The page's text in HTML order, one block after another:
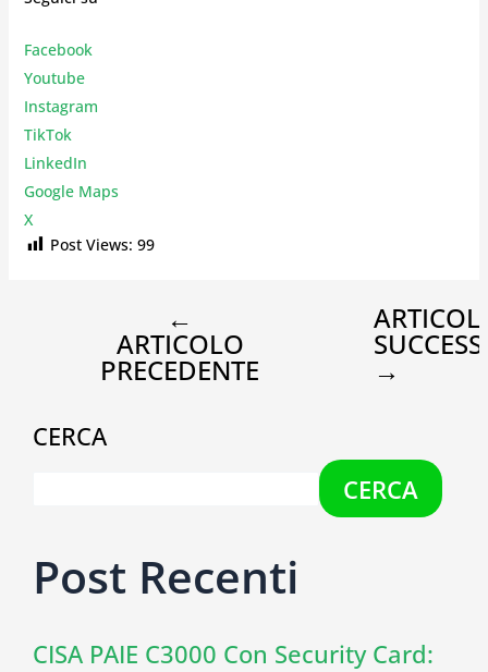
Facebook
Youtube
Instagram
TikTok
LinkedIn
Google Maps
X
Post Views: 99
←
ARTICOLO
PRECEDENTE →
CERCA
CERCA
Post Recenti
CISA PAIE C3000 Con Security Card: